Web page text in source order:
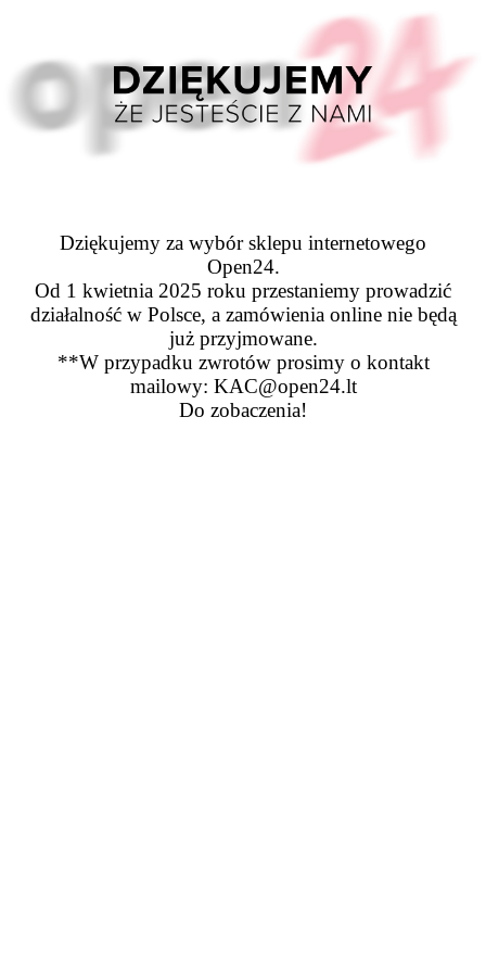
Dziękujemy za wybór sklepu internetowego
Open24.
Od 1 kwietnia 2025 roku przestaniemy prowadzić
działalność w Polsce, a zamówienia online nie będą
już przyjmowane.
**W przypadku zwrotów prosimy o kontakt
mailowy: KAC@open24.lt
Do zobaczenia!